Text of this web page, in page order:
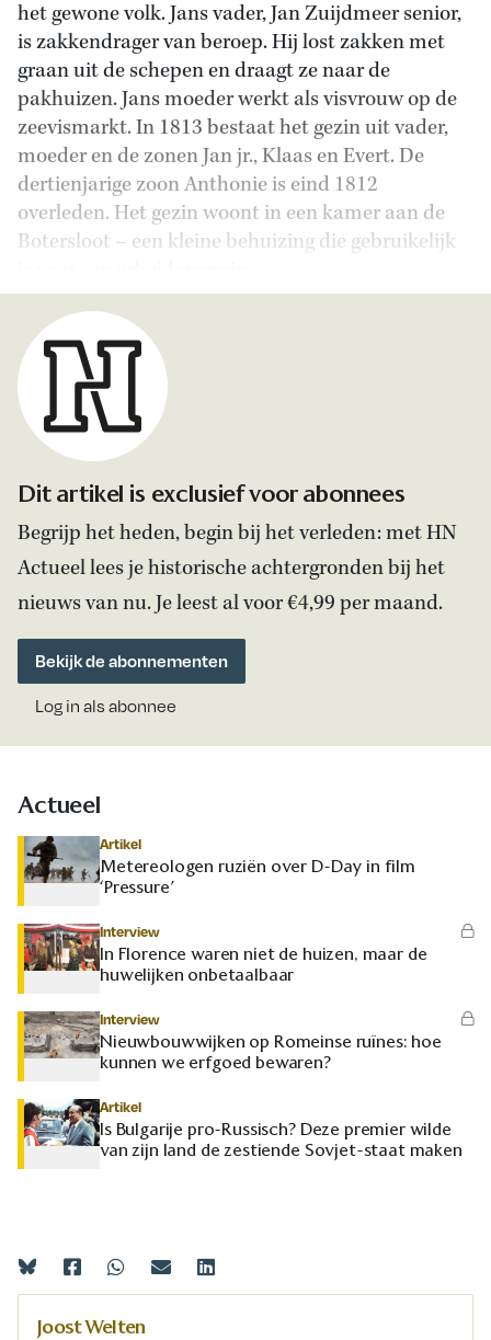
het gewone volk. Jans vader, Jan Zuijdmeer senior,
is zakkendrager van beroep. Hij lost zakken met
graan uit de schepen en draagt ze naar de
pakhuizen. Jans moeder werkt als visvrouw op de
zeevismarkt. In 1813 bestaat het gezin uit vader,
moeder en de zonen Jan jr., Klaas en Evert. De
dertienjarige zoon Anthonie is eind 1812
overleden. Het gezin woont in een kamer aan de
Botersloot – een kleine behuizing die gebruikelijk
Dit artikel is exclusief voor abonnees
Begrijp het heden, begin bij het verleden: met HN
Actueel lees je historische achtergronden bij het
nieuws van nu. Je leest al voor €4,99 per maand.
Bekijk de abonnementen
Log in als abonnee
Actueel
Artikel
Metereologen ruziën over D-Day in film
‘Pressure’
Interview
In Florence waren niet de huizen, maar de
huwelijken onbetaalbaar
Interview
Nieuwbouwwijken op Romeinse ruïnes: hoe
kunnen we erfgoed bewaren?
Artikel
Is Bulgarije pro-Russisch? Deze premier wilde
van zijn land de zestiende Sovjet-staat maken
Joost Welten